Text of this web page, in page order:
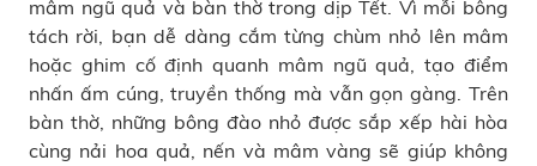
mâm ngũ quả và bàn thờ trong dịp Tết. Vì mỗi bông
tách rời, bạn dễ dàng cắm từng chùm nhỏ lên mâm
hoặc ghim cố định quanh mâm ngũ quả, tạo điểm
nhấn ấm cúng, truyền thống mà vẫn gọn gàng. Trên
bàn thờ, những bông đào nhỏ được sắp xếp hài hòa
cùng nải hoa quả, nến và mâm vàng sẽ giúp không